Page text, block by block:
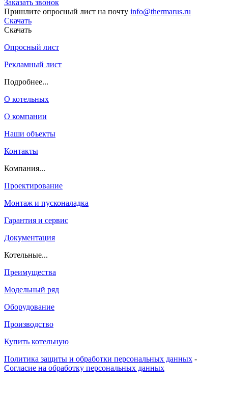
Заказать звонок
Пришлите опросный лист на почту info@thermarus.ru
Скачать
Скачать
Опросный лист
Рекламный лист
Подробнее...
О котельных
О компании
Наши объекты
Контакты
Компания...
Проектирование
Монтаж и пусконаладка
Гарантия и сервис
Документация
Котельные...
Преимущества
Модельный ряд
Оборудование
Производство
Купить котельную
Политика защиты и обработки персональных данных -
Согласие на обработку персональных данных